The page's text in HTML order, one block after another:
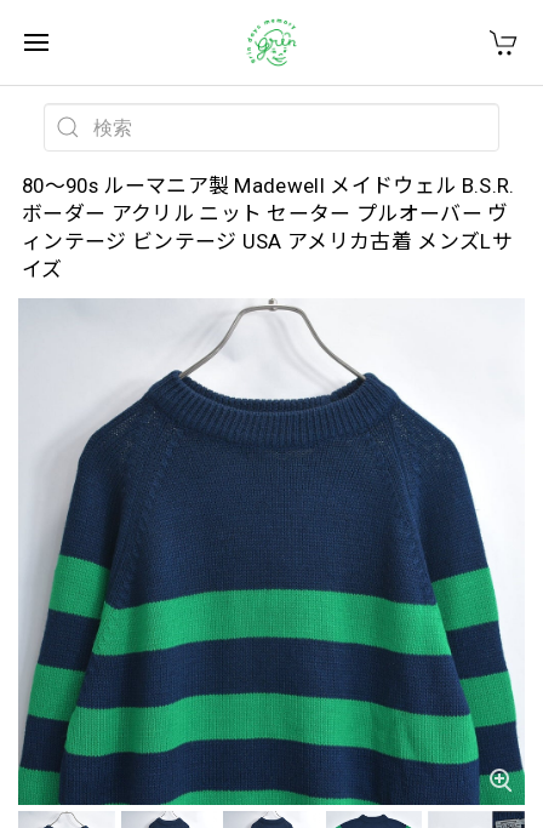
80～90s ルーマニア製 Madewell メイドウェル B.S.R.
ボーダー アクリル ニット セーター プルオーバー ヴ
ィンテージ ビンテージ USA アメリカ古着 メンズLサ
イズ